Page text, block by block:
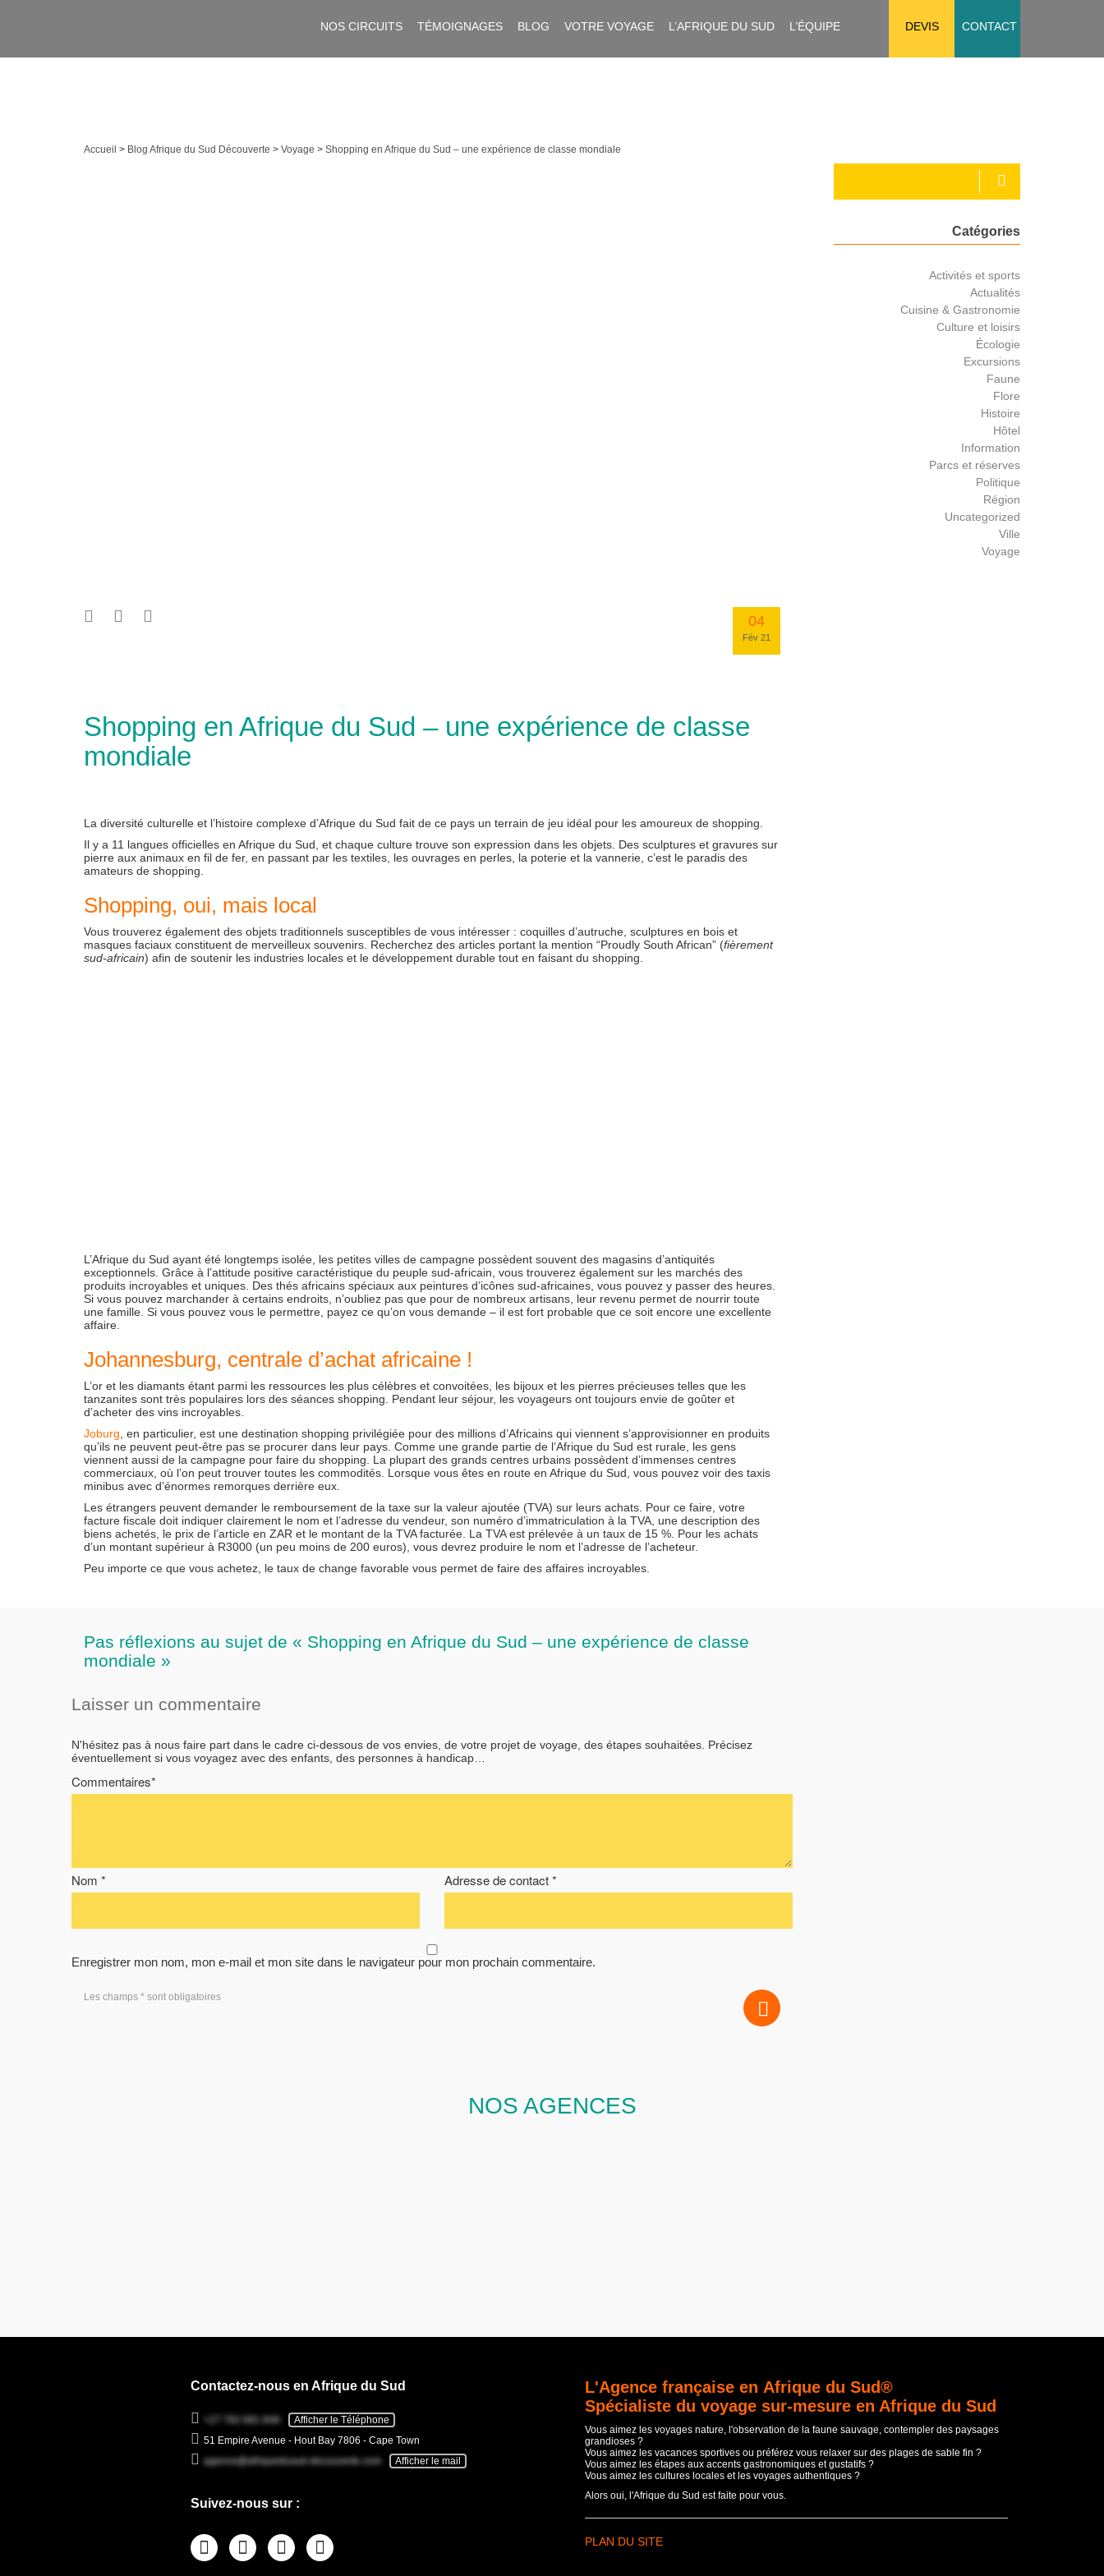
NOS CIRCUITS TÉMOIGNAGES BLOG VOTRE VOYAGE L’AFRIQUE DU SUD L’ÉQUIPE DEVIS CONTACT
Accueil > Blog Afrique du Sud Découverte > Voyage > Shopping en Afrique du Sud – une expérience de classe mondiale
04
Fév 21
Shopping en Afrique du Sud – une expérience de classe
mondiale
La diversité culturelle et l’histoire complexe d’Afrique du Sud fait de ce pays un terrain de jeu idéal pour les amoureux de shopping.
Il y a 11 langues officielles en Afrique du Sud, et chaque culture trouve son expression dans les objets. Des sculptures et gravures sur
pierre aux animaux en fil de fer, en passant par les textiles, les ouvrages en perles, la poterie et la vannerie, c’est le paradis des
amateurs de shopping.
Shopping, oui, mais local
Vous trouverez également des objets traditionnels susceptibles de vous intéresser : coquilles d’autruche, sculptures en bois et
masques faciaux constituent de merveilleux souvenirs. Recherchez des articles portant la mention “Proudly South African” (fièrement
sud-africain) afin de soutenir les industries locales et le développement durable tout en faisant du shopping.
L’Afrique du Sud ayant été longtemps isolée, les petites villes de campagne possèdent souvent des magasins d’antiquités
exceptionnels. Grâce à l’attitude positive caractéristique du peuple sud-africain, vous trouverez également sur les marchés des
produits incroyables et uniques. Des thés africains spéciaux aux peintures d’icônes sud-africaines, vous pouvez y passer des heures.
Si vous pouvez marchander à certains endroits, n’oubliez pas que pour de nombreux artisans, leur revenu permet de nourrir toute
une famille. Si vous pouvez vous le permettre, payez ce qu’on vous demande – il est fort probable que ce soit encore une excellente
affaire.
Johannesburg, centrale d’achat africaine !
L’or et les diamants étant parmi les ressources les plus célèbres et convoitées, les bijoux et les pierres précieuses telles que les
tanzanites sont très populaires lors des séances shopping. Pendant leur séjour, les voyageurs ont toujours envie de goûter et
d’acheter des vins incroyables.
Joburg , en particulier, est une destination shopping privilégiée pour des millions d’Africains qui viennent s’approvisionner en produits
qu’ils ne peuvent peut-être pas se procurer dans leur pays. Comme une grande partie de l’Afrique du Sud est rurale, les gens
viennent aussi de la campagne pour faire du shopping. La plupart des grands centres urbains possèdent d’immenses centres
commerciaux, où l’on peut trouver toutes les commodités. Lorsque vous êtes en route en Afrique du Sud, vous pouvez voir des taxis
minibus avec d’énormes remorques derrière eux.
Les étrangers peuvent demander le remboursement de la taxe sur la valeur ajoutée (TVA) sur leurs achats. Pour ce faire, votre
facture fiscale doit indiquer clairement le nom et l’adresse du vendeur, son numéro d’immatriculation à la TVA, une description des
biens achetés, le prix de l’article en ZAR et le montant de la TVA facturée. La TVA est prélevée à un taux de 15 %. Pour les achats
d’un montant supérieur à R3000 (un peu moins de 200 euros), vous devrez produire le nom et l’adresse de l’acheteur.
Peu importe ce que vous achetez, le taux de change favorable vous permet de faire des affaires incroyables.
Catégories
Activités et sports
Actualités
Cuisine & Gastronomie
Culture et loisirs
Écologie
Excursions
Faune
Flore
Histoire
Hôtel
Information
Parcs et réserves
Politique
Région
Uncategorized
Ville
Voyage
Pas réflexions au sujet de « Shopping en Afrique du Sud – une expérience de classe
mondiale »
Laisser un commentaire
N'hésitez pas à nous faire part dans le cadre ci-dessous de vos envies, de votre projet de voyage, des étapes souhaitées. Précisez
éventuellement si vous voyagez avec des enfants, des personnes à handicap…
Commentaires*
Nom * Adresse de contact *
Enregistrer mon nom, mon e-mail et mon site dans le navigateur pour mon prochain commentaire.
Les champs * sont obligatoires
NOS AGENCES
Contactez-nous en Afrique du Sud
+27 782 681 846
Afficher le Téléphone
51 Empire Avenue - Hout Bay 7806 - Cape Town
agence@afriquedusud-decouverte.com
Afficher le mail
Suivez-nous sur :
L'Agence française en Afrique du Sud®
Spécialiste du voyage sur-mesure en Afrique du Sud
Vous aimez les voyages nature, l'observation de la faune sauvage, contempler des paysages
grandioses ?
Vous aimez les vacances sportives ou préférez vous relaxer sur des plages de sable fin ?
Vous aimez les étapes aux accents gastronomiques et gustatifs ?
Vous aimez les cultures locales et les voyages authentiques ?
Alors oui, l'Afrique du Sud est faite pour vous.
PLAN DU SITE